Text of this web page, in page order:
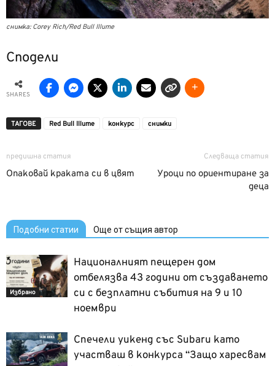
снимка: Corey Rich/Red Bull Illume
Сподели
SHARES
ТАГОВЕ Red Bull Illume конкурс снимки
предишна статия
Опаковай краката си в цвят
Следваща статия
Уроци по ориентиране за
деца
Подобни статии Още от същия автор
Избрано
Националният пещерен дом
отбелязва 43 години от създаването
си с безплатни събития на 9 и 10
ноември
Спечели уикенд със Subaru като
участваш в конкурса “Защо харесвам